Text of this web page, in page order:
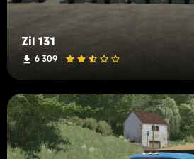
Zil 131
6 309